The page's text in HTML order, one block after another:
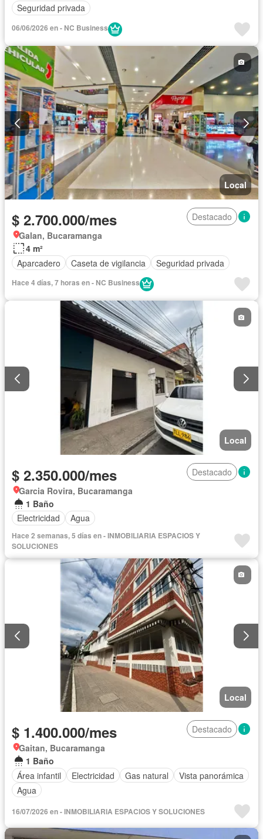
Seguridad privada
06/06/2026 en - NC Business
Local
$ 2.700.000/mes
Destacado
Galan, Bucaramanga
4 m²
Aparcadero
Caseta de vigilancia Seguridad privada
Hace 4 días, 7 horas en - NC Business
Local
$ 2.350.000/mes
Destacado
Garcia Rovira, Bucaramanga
1 Baño
Electricidad
Agua
Hace 2 semanas, 5 días en - INMOBILIARIA ESPACIOS Y
SOLUCIONES
Local
$ 1.400.000/mes
Destacado
Gaitan, Bucaramanga
1 Baño
Área infantil
Electricidad Gas natural
Vista panorámica
Agua
16/07/2026 en - INMOBILIARIA ESPACIOS Y SOLUCIONES